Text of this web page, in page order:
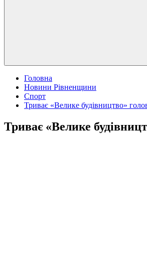
Головна
Новини Рівненщини
Спорт
Триває «Велике будівництво»
Триває «Велике